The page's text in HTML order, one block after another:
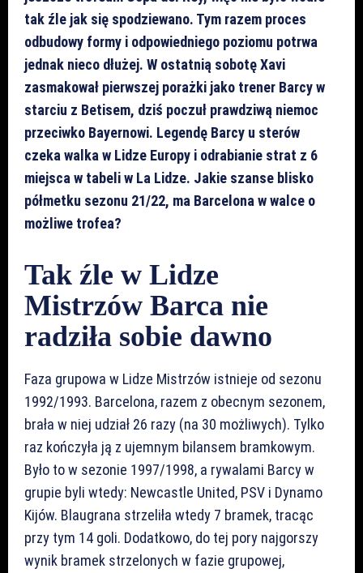
tak źle jak się spodziewano. Tym razem proces
odbudowy formy i odpowiedniego poziomu potrwa
jednak nieco dłużej. W ostatnią sobotę Xavi
zasmakował pierwszej porażki jako trener Barcy w
starciu z Betisem, dziś poczuł prawdziwą niemoc
przeciwko Bayernowi. Legendę Barcy u sterów
czeka walka w Lidze Europy i odrabianie strat z 6
miejsca w tabeli w La Lidze. Jakie szanse blisko
półmetku sezonu 21/22, ma Barcelona w walce o
możliwe trofea?
Tak źle w Lidze
Mistrzów Barca nie
radziła sobie dawno
Faza grupowa w Lidze Mistrzów istnieje od sezonu
1992/1993. Barcelona, razem z obecnym sezonem,
brała w niej udział 26 razy (na 30 możliwych). Tylko
raz kończyła ją z ujemnym bilansem bramkowym.
Było to w sezonie 1997/1998, a rywalami Barcy w
grupie byli wtedy: Newcastle United, PSV i Dynamo
Kijów. Blaugrana strzeliła wtedy 7 bramek, tracąc
przy tym 14 goli. Dodatkowo, do tej pory najgorszy
wynik bramek strzelonych w fazie grupowej,